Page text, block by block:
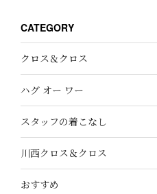
CATEGORY
クロス＆クロス
ハグ オー ワー
スタッフの着こなし
川西クロス＆クロス
おすすめ